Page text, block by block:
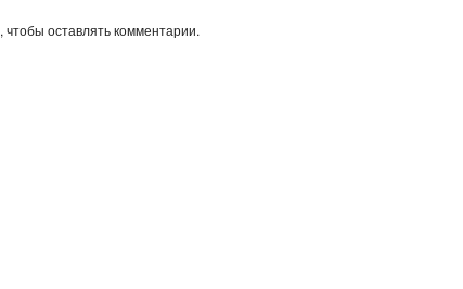
, чтобы оставлять комментарии.